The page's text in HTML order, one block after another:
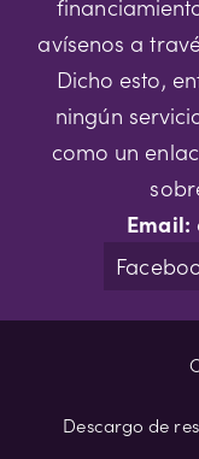
avísenos a
Dicho esto,
ningún
como un
Email:
Descargo de